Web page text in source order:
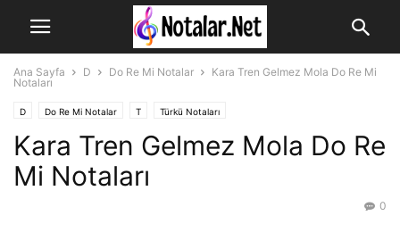
Ana Sayfa D Do Re Mi Notalar
Kara Tren Gelmez Mola Do Re Mi
Notaları
D Do Re Mi Notalar T Türkü Notaları
Kara Tren Gelmez Mola Do Re
Mi Notaları
0